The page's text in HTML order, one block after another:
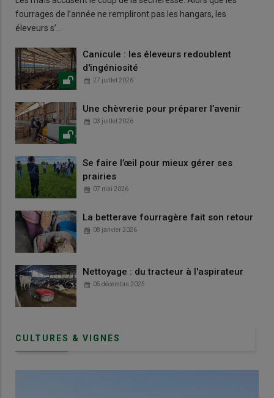
fourrages de l’année ne rempliront pas les hangars, les
éleveurs s’…
Canicule : les éleveurs redoublent
d'ingéniosité
27 juillet 2026
Une chèvrerie pour préparer l’avenir
03 juillet 2026
Se faire l’œil pour mieux gérer ses
prairies
07 mai 2026
La betterave fourragère fait son retour
08 janvier 2026
Nettoyage : du tracteur à l'aspirateur
05 décembre 2025
CULTURES & VIGNES